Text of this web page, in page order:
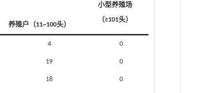
养殖户（11~100头）
小型养殖场
（≥101头）
4 0
19 0
18 0